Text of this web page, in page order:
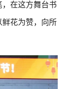
在这方舞台书
鲜花为赞，向所